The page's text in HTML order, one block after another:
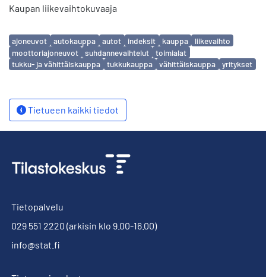
Kaupan liikevaihtokuvaaja
Avainsanat
ajoneuvot autokauppa autot indeksit kauppa
liikevaihto
moottoriajoneuvot
suhdannevaihtelut
toimialat
tukku- ja vähittäiskauppa
tukkukauppa vähittäiskauppa yritykset
Tietueen kaikki tiedot
Tietopalvelu
029 551 2220 (arkisin klo 9.00-16.00)
info@stat.fi